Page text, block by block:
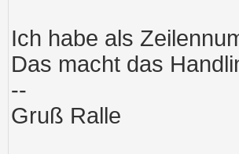
Ich habe als
Das macht das
--
Gruß Ralle